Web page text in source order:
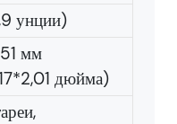
унции)
мм
дюйма)